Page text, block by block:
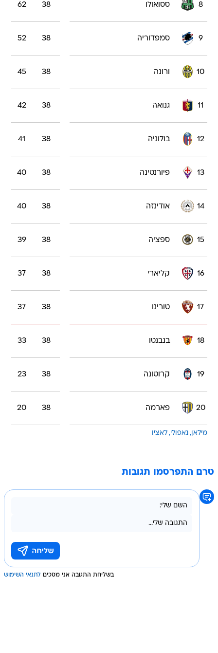
8 ססואולו 38
62
9 סמפדוריה 38
52
10 ורונה 38
45
11 גנואה 38
42
12 בולוניה 38
41
13 פיורנטינה 38
40
14 אודינזה 38
40
15 ספציה 38
39
16 קליארי 38
37
17 טורינו 38
37
18 בנבנטו 38
33
19 קרוטונה 38
23
20 פארמה 38
20
מילאן נאפולי לאציו
טרם התפרסמו תגובות
בשליחת התגובה אני מסכים לתנאי השימוש